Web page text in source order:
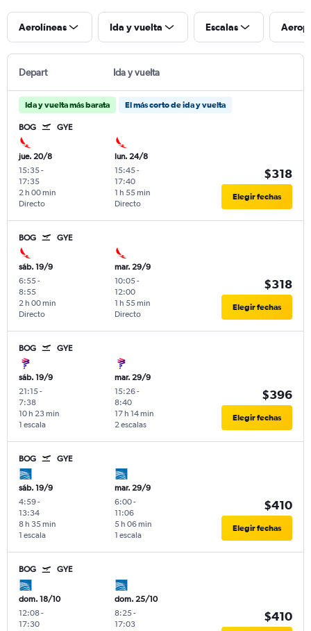
Aerolíneas Ida y vuelta Escalas
Depart Ida y vuelta
Ida y vuelta más barata El más corto de ida y vuelta
BOG GYE
jue. 20/8
15:35-
17:35
Directo
2 h 00 min
lun. 24/8
15:45-
17:40
Directo
1 h 55 min
$318
Elegir fechas
BOG GYE
sáb. 19/9
6:55-
8:55
Directo
2 h 00 min
mar. 29/9
10:05-
12:00
Directo
1 h 55 min
$318
Elegir fechas
BOG GYE
sáb. 19/9
21:15-
7:38
1 escala
10 h 23 min
mar. 29/9
15:26-
8:40
2 escalas
17 h 14 min
$396
Elegir fechas
BOG GYE
sáb. 19/9
4:59-
13:34
1 escala
8 h 35 min
mar. 29/9
6:00-
11:06
1 escala
5 h 06 min
$410
Elegir fechas
BOG GYE
dom. 18/10
12:08-
17:30
dom. 25/10
8:25-
17:03
$410